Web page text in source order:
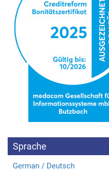
Sprache
German / Deutsch